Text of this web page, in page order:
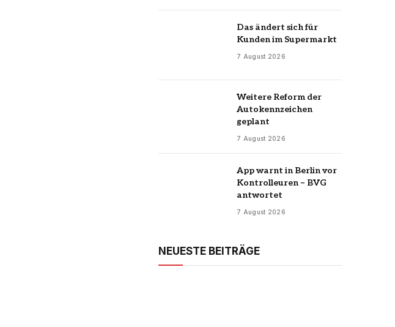
Das ändert sich für
Kunden im Supermarkt
7 August 2026
Weitere Reform der
Autokennzeichen
geplant
7 August 2026
App warnt in Berlin vor
Kontrolleuren – BVG
antwortet
7 August 2026
NEUESTE BEITRÄGE